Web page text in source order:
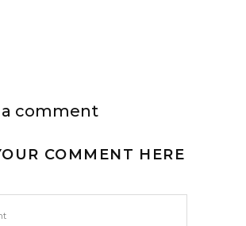
a comment
COMMENT HERE